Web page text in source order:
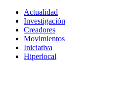
Actualidad
Investigación
Creadores
Movimientos
Iniciativa
Hiperlocal